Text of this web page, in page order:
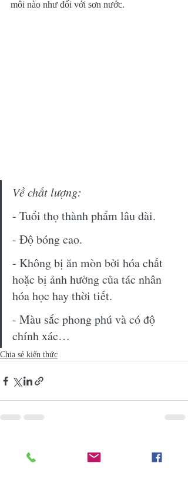
môi nào như đối với sơn nước.
Về chất lượng:
- Tuổi thọ thành phẩm lâu dài.
- Độ bóng cao.
- Không bị ăn mòn bởi hóa chất
hoặc bị ảnh hưởng của tác nhân
hóa học hay thời tiết.
- Màu sắc phong phú và có độ
chính xác…
Chia sẻ kiến thức
Recent Posts